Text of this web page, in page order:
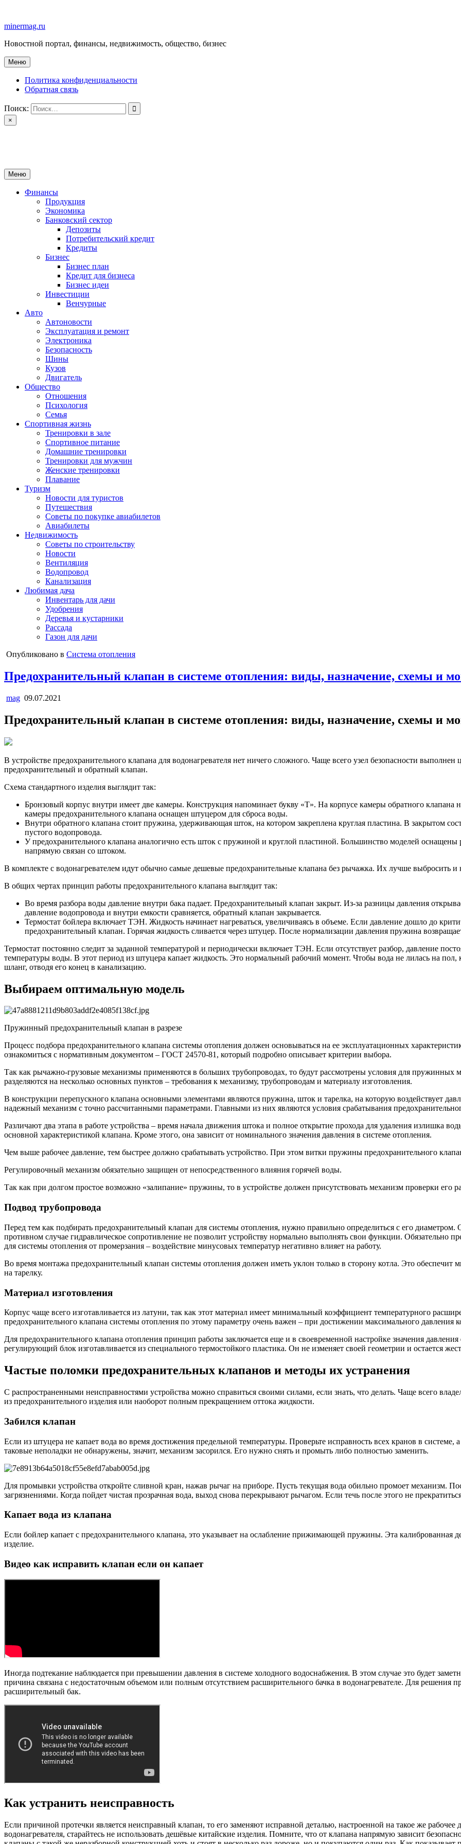
содержимому
minermag.ru
Новостной портал, финансы, недвижимость, общество, бизнес
Меню
Политика конфиденциальности
Обратная связь
Поиск:
×
Меню
Финансы
Продукция
Экономика
Банковский сектор
Депозиты
Потребительский кредит
Кредиты
Бизнес
Бизнес план
Кредит для бизнеса
Бизнес идеи
Инвестиции
Венчурные
Авто
Автоновости
Эксплуатация и ремонт
Электроника
Безопасность
Шины
Кузов
Двигатель
Общество
Отношения
Психология
Семья
Спортивная жизнь
Тренировки в зале
Спортивное питание
Домашние тренировки
Тренировки для мужчин
Женские тренировки
Плавание
Туризм
Новости для туристов
Путешествия
Советы по покупке авиабилетов
Авиабилеты
Недвижимость
Советы по строительству
Новости
Вентиляция
Водопровод
Канализация
Любимая дача
Инвентарь для дачи
Удобрения
Деревья и кустарники
Рассада
Газон для дачи
Опубликовано в Система отопления
Предохранительный клапан в системе отопления: виды, назначение, схемы и
mag 09.07.2021
Предохранительный клапан в системе отопления: виды, назначение, схемы и
В устройстве предохранительного клапана для водонагревателя нет ничего сложного. Чаще всего узел безопасности
предохранительный и обратный клапан.
Схема стандартного изделия выглядит так:
Бронзовый корпус внутри имеет две камеры. Конструкция напоминает букву «Т». На корпусе камеры обратного клапана
камеры предохранительного клапана оснащен штуцером для сброса воды.
Внутри обратного клапана стоит пружина, удерживающая шток, на котором закреплена круглая пластина. В закрытом
пустого водопровода.
У предохранительного клапана аналогично есть шток с пружиной и круглой пластиной. Большинство моделей
напрямую связан со штоком.
В комплекте с водонагревателем идут обычно самые дешевые предохранительные клапана без рычажка. Их лучше выбросить и
В общих чертах принцип работы предохранительного клапана выглядит так:
Во время разбора воды давление внутри бака падает. Предохранительный клапан закрыт. Из-за разницы давления
давление водопровода и внутри емкости сравняется, обратный клапан закрывается.
Термостат бойлера включает ТЭН. Жидкость начинает нагреваться, увеличиваясь в объеме. Если давление дошло до
предохранительный клапан. Горячая жидкость сливается через штуцер. После нормализации давления пружина
Термостат постоянно следит за заданной температурой и периодически включает ТЭН. Если отсутствует разбор, давление
температуры воды. В этот период из штуцера капает жидкость. Это нормальный рабочий момент. Чтобы вода не лилась на
шланг, отводя его конец в канализацию.
Выбираем оптимальную модель
Пружинный предохранительный клапан в разрезе
Процесс подбора предохранительного клапана системы отопления должен основываться на ее эксплуатационных
ознакомиться с нормативным документом – ГОСТ 24570-81, который подробно описывает критерии выбора.
Так как рычажно-грузовые механизмы применяются в больших трубопроводах, то будут рассмотрены условия для пружинных
разделяются на несколько основных пунктов – требования к механизму, трубопроводам и материалу изготовления.
В конструкции перепускного клапана основными элементами являются пружина, шток и тарелка, на которую воздействует
надежный механизм с точно рассчитанными параметрами. Главными из них являются условия срабатывания
Различают два этапа в работе устройства – время начала движения штока и полное открытие прохода для удаления излишка
основной характеристикой клапана. Кроме этого, она зависит от номинального значения давления в системе отопления.
Чем выше рабочее давление, тем быстрее должно срабатывать устройство. При этом витки пружины предохранительного
Регулировочный механизм обязательно защищен от непосредственного влияния горячей воды.
Так как при долгом простое возможно «залипание» пружины, то в устройстве должен присутствовать механизм проверки его
Подвод трубопровода
Перед тем как подбирать предохранительный клапан для системы отопления, нужно правильно определиться с его
противном случае гидравлическое сопротивление не позволит устройству нормально выполнять свои функции. Обязательно
для системы отопления от промерзания – воздействие минусовых температур негативно влияет на работу.
Во время монтажа предохранительный клапан системы отопления должен иметь уклон только в сторону котла. Это обеспечит
на тарелку.
Материал изготовления
Корпус чаще всего изготавливается из латуни, так как этот материал имеет минимальный коэффициент температурного
предохранительного клапана системы отопления по этому параметру очень важен – при достижении максимального давления
Для предохранительного клапана отопления принцип работы заключается еще и в своевременной настройке значения
регулирующий блок изготавливается из специального термостойкого пластика. Он не изменяет своей геометрии и остается
Частые поломки предохранительных клапанов и методы их устранения
С распространенными неисправностями устройства можно справиться своими силами, если знать, что делать. Чаще всего
из предохранительного изделия или наоборот полным прекращением оттока жидкости.
Забился клапан
Если из штуцера не капает вода во время достижения предельной температуры. Проверьте исправность всех кранов в
таковые неполадки не обнаружены, значит, механизм засорился. Его нужно снять и промыть либо полностью заменить.
Для промывки устройства откройте сливной кран, нажав рычаг на приборе. Пусть текущая вода обильно промоет механизм.
загрязнениями. Когда пойдет чистая прозрачная вода, выход снова перекрывают рычагом. Если течь после этого не
Капает вода из клапана
Если бойлер капает с предохранительного клапана, это указывает на ослабление прижимающей пружины. Эта калиброванная
изделие.
Видео как исправить клапан если он капает
Иногда подтекание наблюдается при превышении давления в системе холодного водоснабжения. В этом случае это будет
причина связана с недостаточным объемом или полным отсутствием расширительного бачка в водонагревателе. Для решения
расширительный бак.
Как устранить неисправность
Если причиной протечки является неисправный клапан, то его заменяют исправной деталью, настроенной на такое же
водонагревателя, старайтесь не использовать дешёвые китайские изделия. Помните, что от клапана напрямую зависит